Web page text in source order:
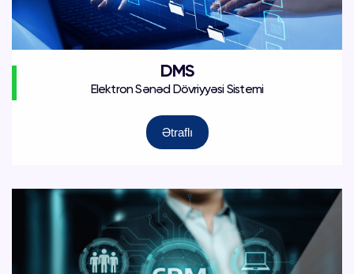
DMS
Elektron Sənəd Dövriyyəsi Sistemi
Ətraflı